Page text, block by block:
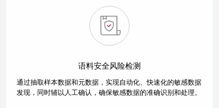
语料安全风险检测
通过抽取样本数据和元数据，实现自动化、快速化的敏感数据
发现，同时辅以人工确认，确保敏感数据的准确识别和处理。